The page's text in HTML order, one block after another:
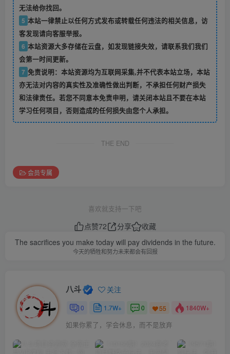
无法给你找回。
5 本站一律禁止以任何方式发布或转载任何违法的相关信息，访
客发现请向客服举报。
6 本站资源大多存储在云盘，如发现链接失效，请联系我们我们
会第一时间更新。
7 免责说明：本站资源均为互联网采集,并不代表本站立场，本站
亦无法对内容的真实性及准确性做出判断，不承担任何财产损失
和法律责任。若您不同意本免责申明，请关闭本站且不要在本站
学习任何项目，否则造成的任何损失由您个人承担。
THE END
会员专属
喜欢就支持一下吧
点赞72 分享
收藏
The sacrifices you make today will pay dividends in the future.
今天的牺牲和努力未来都会有回报
八斗 关注
0 1.7W+ 0 55 1840W+
如果你累了，学会休息，而不是放弃